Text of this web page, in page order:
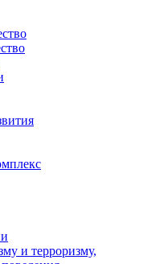
и терроризму,